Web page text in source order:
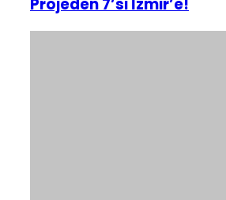
Projeden 7’si İzmir’e!